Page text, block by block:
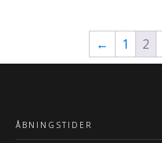
← 1 2
ÅBNINGSTIDER